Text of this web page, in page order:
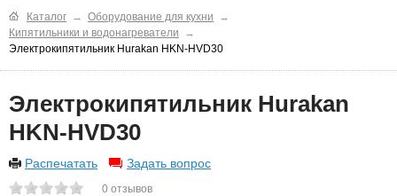
Каталог → Оборудование для кухни
→
Кипятильники и водонагреватели
→
Электрокипятильник Hurakan HKN-HVD30
Электрокипятильник Hurakan
HKN-HVD30
Распечатать Задать вопрос
0 отзывов